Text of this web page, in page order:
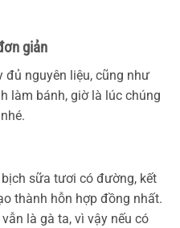
giản
nguyên liệu, cũng như
làm bánh, giờ là lúc chúng
sữa tươi có đường, kết
thành hỗn hợp đồng nhất.
là gà ta, vì vậy nếu có